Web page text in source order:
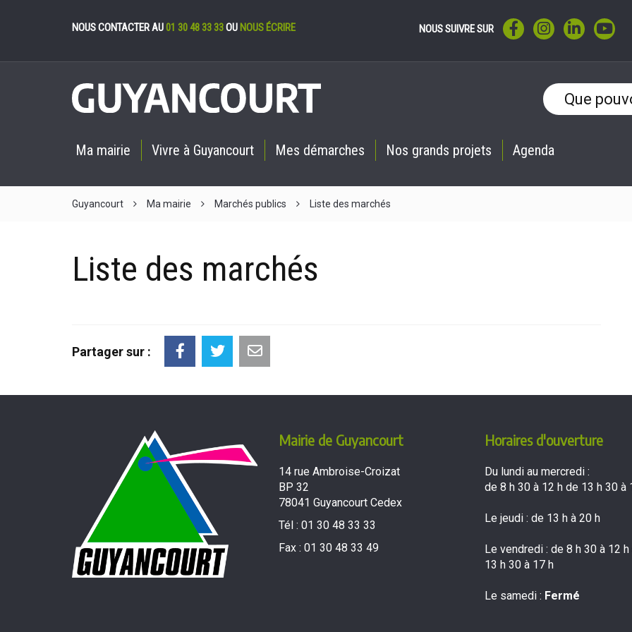
NOUS CONTACTER AU01 30 48 33 33OU NOUS ÉCRIRE NOUS SUIVRE SUR LIEN VERS LE COMPTE
LIEN VERS LE
LIEN VERS
Ma mairie Vivre à Guyancourt Mes démarches Nos grands projets Agenda
Guyancourt Ma mairie Marchés publics Liste des marchés
Liste des marchés
Partager sur :
Mairie de Guyancourt
14 rue Ambroise-Croizat
BP 32
78041 Guyancourt Cedex
Tél : 01 30 48 33 33
Fax : 01 30 48 33 49
Horaires d'ouverture
Du lundi au mercredi :
de 8 h 30 à 12 h de 13 h 30 à
Le jeudi : de 13 h à 20 h
Le vendredi : de 8 h 30 à 12
13 h 30 à 17 h
Le samedi : Fermé